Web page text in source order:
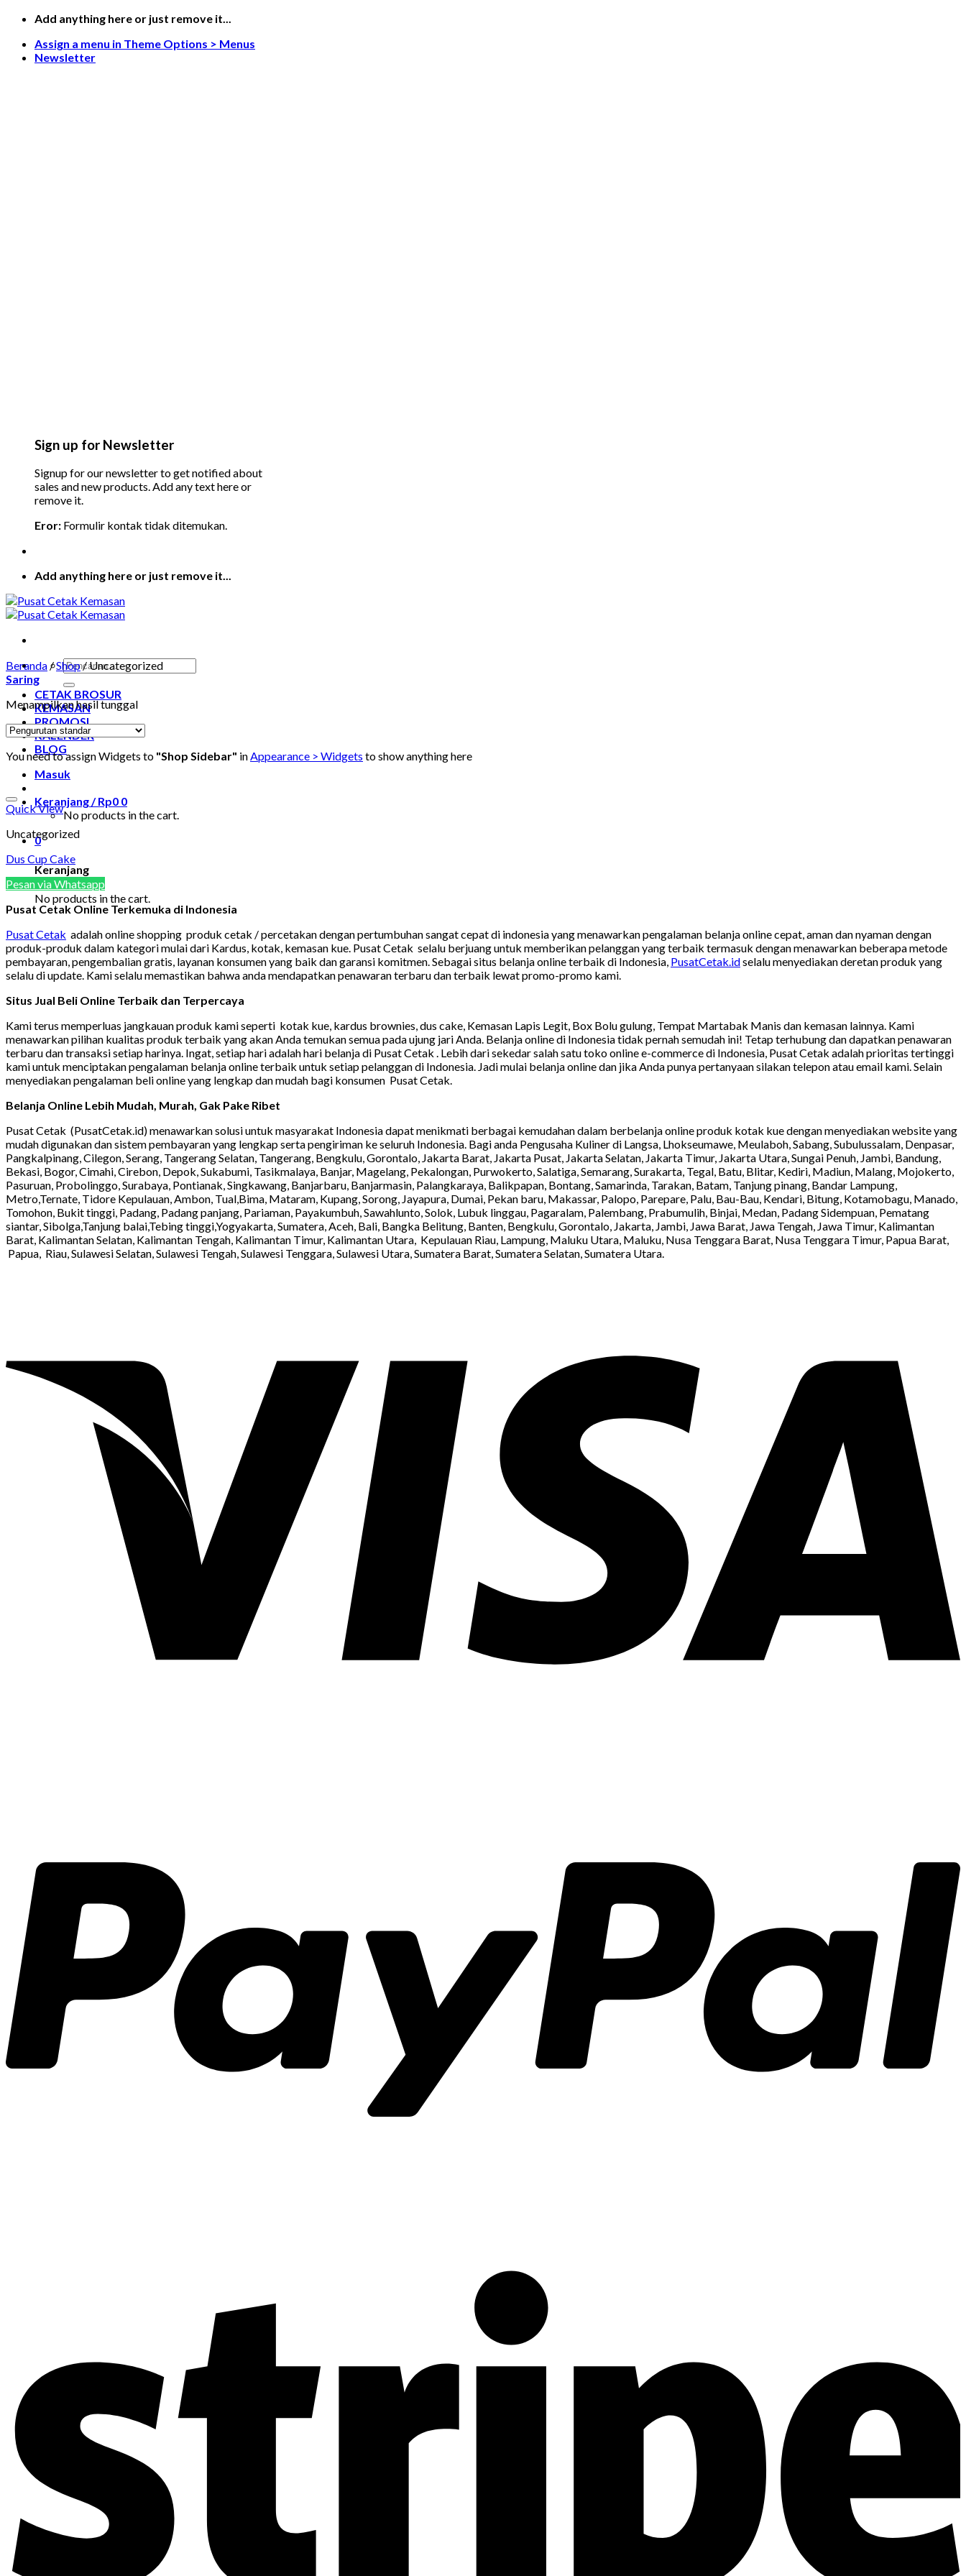
Skip
content
Add anything here or just remove it...
Assign a menu in Theme Options > Menus
Newsletter
Sign up for Newsletter
Signup for our newsletter to get notified about
sales and new products. Add any text here or
remove it.
Eror: Formulir kontak tidak ditemukan.
Add anything here or just remove it...
Pencarian
untuk:
CETAK BROSUR
KEMASAN
PROMOSI
KALENDER
BLOG
Masuk
Keranjang /Rp0 0
No products in the cart.
0
Keranjang
No products in the cart.
Beranda /Shop/Uncategorized
Saring
Menampilkan hasil tunggal
You need to assign Widgets to "Shop Sidebar" inAppearance > Widgets to show anything here
Quick View
Uncategorized
Dus Cup Cake
Pesan via Whatsapp
Pusat Cetak Online Terkemuka di Indonesia
Pusat Cetak adalah online shopping produk cetak / percetakan dengan pertumbuhan sangat cepat di indonesia yang menawarkan pengalaman belanja online cepat, aman dan nyaman dengan
produk-produk dalam kategori mulai dari Kardus, kotak, kemasan kue. Pusat Cetak selalu berjuang untuk memberikan pelanggan yang terbaik termasuk dengan menawarkan beberapa metode
pembayaran, pengembalian gratis, layanan konsumen yang baik dan garansi komitmen. Sebagai situs belanja online terbaik di Indonesia, PusatCetak.idselalu menyediakan deretan produk yang
selalu di update. Kami selalu memastikan bahwa anda mendapatkan penawaran terbaru dan terbaik lewat promo-promo kami.
Situs Jual Beli Online Terbaik dan Terpercaya
Kami terus memperluas jangkauan produk kami seperti kotak kue, kardus brownies, dus cake, Kemasan Lapis Legit, Box Bolu gulung, Tempat Martabak Manis dan kemasan lainnya. Kami
menawarkan pilihan kualitas produk terbaik yang akan Anda temukan semua pada ujung jari Anda. Belanja online di Indonesia tidak pernah semudah ini! Tetap terhubung dan dapatkan penawaran
terbaru dan transaksi setiap harinya. Ingat, setiap hari adalah hari belanja di Pusat Cetak . Lebih dari sekedar salah satu toko online e-commerce di Indonesia, Pusat Cetak adalah prioritas tertinggi
kami untuk menciptakan pengalaman belanja online terbaik untuk setiap pelanggan di Indonesia. Jadi mulai belanja online dan jika Anda punya pertanyaan silakan telepon atau email kami. Selain
menyediakan pengalaman beli online yang lengkap dan mudah bagi konsumen Pusat Cetak.
Belanja Online Lebih Mudah, Murah, Gak Pake Ribet
Pusat Cetak (PusatCetak.id) menawarkan solusi untuk masyarakat Indonesia dapat menikmati berbagai kemudahan dalam berbelanja online produk kotak kue dengan menyediakan website yang
mudah digunakan dan sistem pembayaran yang lengkap serta pengiriman ke seluruh Indonesia. Bagi anda Pengusaha Kuliner di Langsa, Lhokseumawe, Meulaboh, Sabang, Subulussalam, Denpasar,
Pangkalpinang, Cilegon, Serang, Tangerang Selatan, Tangerang, Bengkulu, Gorontalo, Jakarta Barat, Jakarta Pusat, Jakarta Selatan, Jakarta Timur, Jakarta Utara, Sungai Penuh, Jambi, Bandung,
Bekasi, Bogor, Cimahi, Cirebon, Depok, Sukabumi, Tasikmalaya, Banjar, Magelang, Pekalongan, Purwokerto, Salatiga, Semarang, Surakarta, Tegal, Batu, Blitar, Kediri, Madiun, Malang, Mojokerto,
Pasuruan, Probolinggo, Surabaya, Pontianak, Singkawang, Banjarbaru, Banjarmasin, Palangkaraya, Balikpapan, Bontang, Samarinda, Tarakan, Batam, Tanjung pinang, Bandar Lampung,
Metro,Ternate, Tidore Kepulauan, Ambon, Tual,Bima, Mataram, Kupang, Sorong, Jayapura, Dumai, Pekan baru, Makassar, Palopo, Parepare, Palu, Bau-Bau, Kendari, Bitung, Kotamobagu, Manado,
Tomohon, Bukit tinggi, Padang, Padang panjang, Pariaman, Payakumbuh, Sawahlunto, Solok, Lubuk linggau, Pagaralam, Palembang, Prabumulih, Binjai, Medan, Padang Sidempuan, Pematang
siantar, Sibolga,Tanjung balai,Tebing tinggi,Yogyakarta, Sumatera, Aceh, Bali, Bangka Belitung, Banten, Bengkulu, Gorontalo, Jakarta, Jambi, Jawa Barat, Jawa Tengah, Jawa Timur, Kalimantan
Barat, Kalimantan Selatan, Kalimantan Tengah, Kalimantan Timur, Kalimantan Utara, Kepulauan Riau, Lampung, Maluku Utara, Maluku, Nusa Tenggara Barat, Nusa Tenggara Timur, Papua Barat,
Papua, Riau, Sulawesi Selatan, Sulawesi Tengah, Sulawesi Tenggara, Sulawesi Utara, Sumatera Barat, Sumatera Selatan, Sumatera Utara.